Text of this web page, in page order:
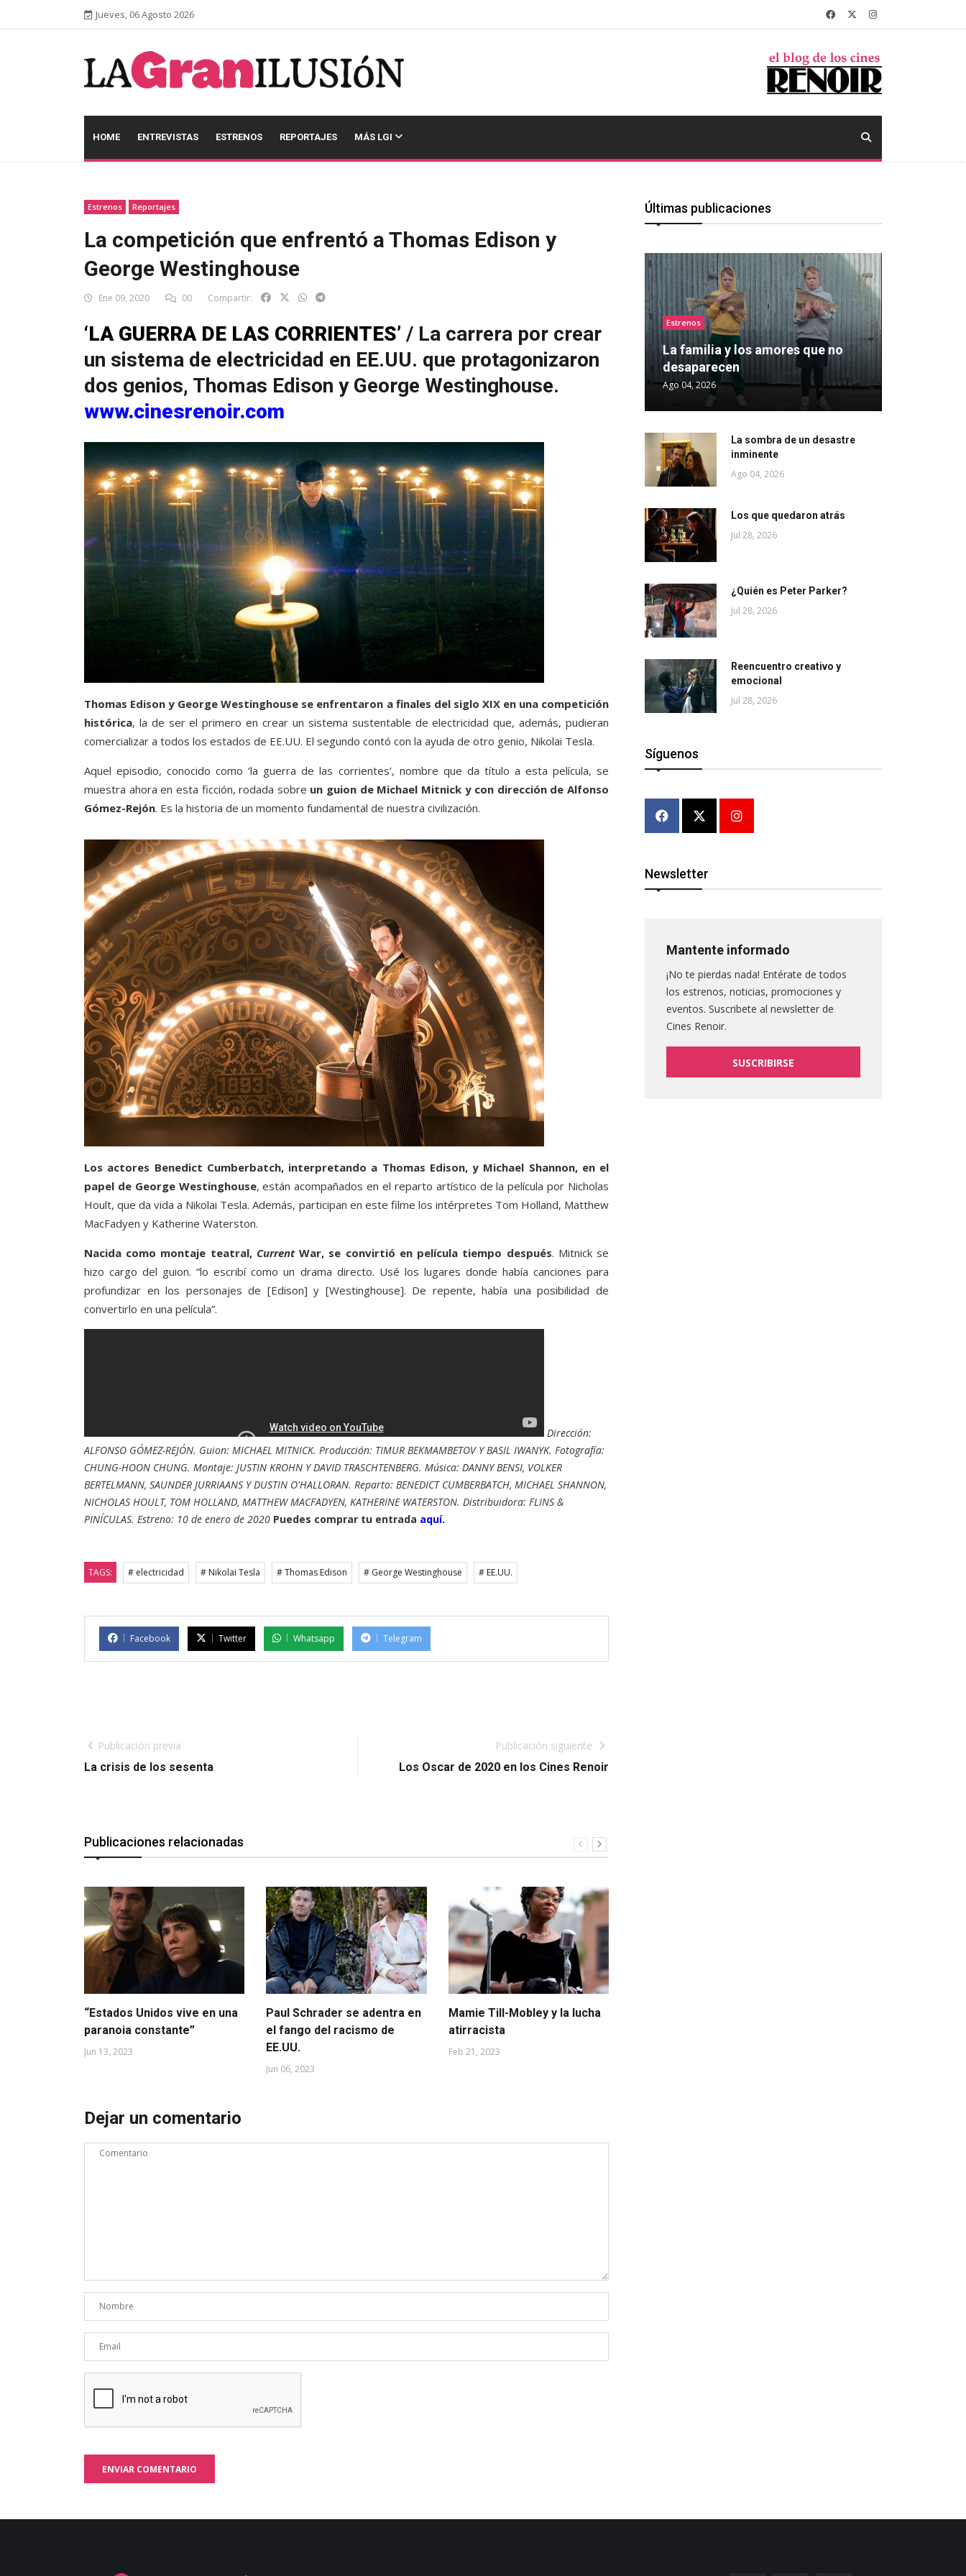
Jueves, 06 Agosto 2026
HOME ENTREVISTAS ESTRENOS REPORTAJES MÁS LGI
Estrenos Reportajes
La competición que enfrentó a Thomas Edison y
George Westinghouse
Ene 09, 2020 00 Compartir:
‘LA GUERRA DE LAS CORRIENTES’ / La carrera por crear
un sistema de electricidad en EE.UU. que protagonizaron
dos genios, Thomas Edison y George Westinghouse.
www.cinesrenoir.com
Thomas Edison y George Westinghouse se enfrentaron a finales del siglo XIX en una competición
histórica, la de ser el primero en crear un sistema sustentable de electricidad que, además, pudieran
comercializar a todos los estados de EE.UU. El segundo contó con la ayuda de otro genio, Nikolai Tesla.
Aquel episodio, conocido como ‘la guerra de las corrientes’, nombre que da título a esta película, se
muestra ahora en esta ficción, rodada sobre un guion de Michael Mitnick y con dirección de Alfonso
Gómez-Rejón. Es la historia de un momento fundamental de nuestra civilización.
Los actores Benedict Cumberbatch, interpretando a Thomas Edison, y Michael Shannon, en el
papel de George Westinghouse, están acompañados en el reparto artístico de la película por Nicholas
Hoult, que da vida a Nikolai Tesla. Además, participan en este filme los intérpretes Tom Holland, Matthew
MacFadyen y Katherine Waterston.
Nacida como montaje teatral, CurrentWar, se convirtió en película tiempo después. Mitnick se
hizo cargo del guion. “lo escribí como un drama directo. Usé los lugares donde había canciones para
profundizar en los personajes de [Edison] y [Westinghouse]. De repente, había una posibilidad de
convertirlo en una película”.
Dirección:
ALFONSO GÓMEZ-REJÓN. Guion: MICHAEL MITNICK. Producción: TIMUR BEKMAMBETOV Y BASIL IWANYK. Fotografía:
CHUNG-HOON CHUNG. Montaje: JUSTIN KROHN Y DAVID TRASCHTENBERG. Música: DANNY BENSI, VOLKER
BERTELMANN, SAUNDER JURRIAANS Y DUSTIN O'HALLORAN. Reparto: BENEDICT CUMBERBATCH, MICHAEL SHANNON,
NICHOLAS HOULT, TOM HOLLAND, MATTHEW MACFADYEN, KATHERINE WATERSTON. Distribuidora: FLINS &
PINÍCULAS. Estreno: 10 de enero de 2020 Puedes comprar tu entrada aquí.
TAGS: # electricidad # Nikolai Tesla # Thomas Edison # George Westinghouse # EE.UU.
Facebook Twitter Whatsapp Telegram
Publicación previa
La crisis de los sesenta
Publicación siguiente
Los Oscar de 2020 en los Cines Renoir
Publicaciones relacionadas
“Estados Unidos vive en una
paranoia constante”
Jun 13, 2023
Paul Schrader se adentra en
el fango del racismo de
EE.UU.
Jun 06, 2023
Mamie Till-Mobley y la lucha
atirracista
Feb 21, 2023
Dejar un comentario
ENVIAR COMENTARIO
Últimas publicaciones
Estrenos
La familia y los amores que no
desaparecen
Ago 04, 2026
La sombra de un desastre
inminente
Ago 04, 2026
Los que quedaron atrás
Jul 28, 2026
¿Quién es Peter Parker?
Jul 28, 2026
Reencuentro creativo y
emocional
Jul 28, 2026
Síguenos
Newsletter
Mantente informado
¡No te pierdas nada! Entérate de todos
los estrenos, noticias, promociones y
eventos. Suscribete al newsletter de
Cines Renoir.
SUSCRIBIRSE